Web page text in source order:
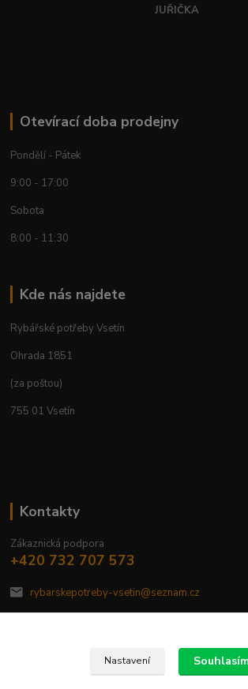
JUŘIČKA
Otevírací doba prodejny
Pondělí - Pátek
9:00 - 17:00
Sobota
8:00 - 11:30
Kde nás najdete
Rybářské potřeby Vsetín
Ohrada 1851
(za poštou)
755 01 Vsetín
Kontakty
Zákaznická podpora
+420 732 707 573
rybarskepotreby-vsetin@seznam.cz
Nastavení